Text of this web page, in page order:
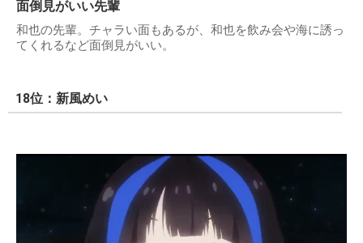
面倒見がいい先輩
和也の先輩。チャラい面もあるが、和也を飲み会や海に誘っ
てくれるなど面倒見がいい。
18位：新風めい